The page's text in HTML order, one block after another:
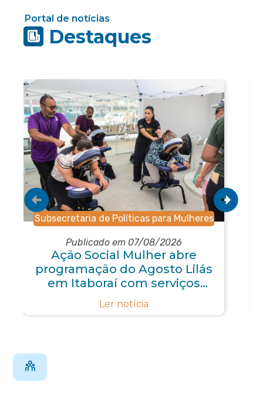
Portal de notícias
Destaques
Subsecretaria de Políticas para Mulheres
Publicado em 07/08/2026
Ação Social Mulher abre
programação do Agosto Lilás
em Itaboraí com serviços
gratuitos e orientações
Ler notícia